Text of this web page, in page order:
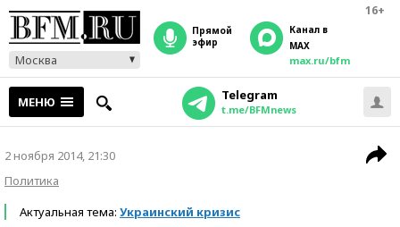
16+
Москва
прямой
эфир
Канал в
MAX
max.ru/bfm
МЕНЮ Telegram
t.me/BFMnews
2 ноября 2014, 21:30
Политика
Актуальная тема: Украинский кризис